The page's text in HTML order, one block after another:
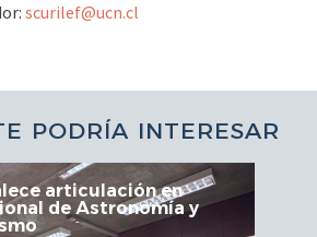
scurilef@ucn.cl
PODRÍA INTERESAR
articulación en
de Astronomía y